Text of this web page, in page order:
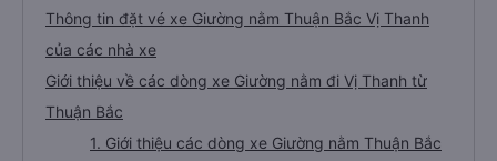
Thông tin đặt vé xe Giường nằm Thuận Bắc Vị Thanh
của các nhà xe
Giới thiệu về các dòng xe Giường nằm đi Vị Thanh từ
Thuận Bắc
1. Giới thiệu các dòng xe Giường nằm Thuận Bắc